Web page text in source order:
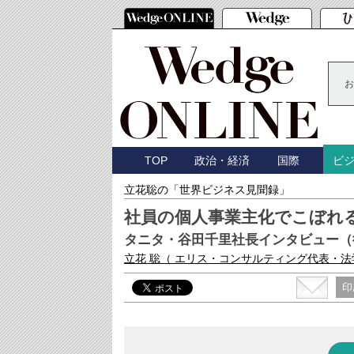
TOP 政治・経済 国際 ビ
立花聡の「世界ビジネス見聞録」
社員の個人事業主化でこぼれ
タニタ・谷田千里社長インタビュー
立花 聡 （ エリス・コンサルティング代表・